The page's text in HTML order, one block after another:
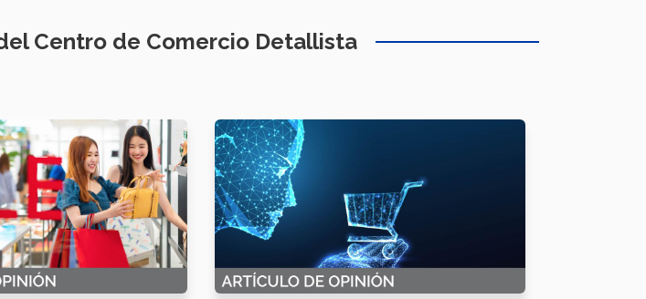
Centro de Comercio Detallista